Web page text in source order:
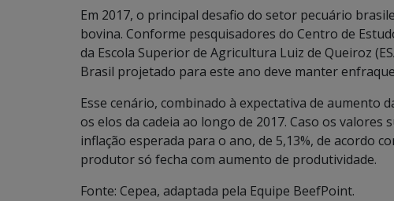
Em 2017, o principal desafio do setor pecuário
bovina. Conforme pesquisadores do Centro de
da Escola Superior de Agricultura Luiz de Queiroz
Brasil projetado para este ano deve manter
Esse cenário, combinado à expectativa de aumento
os elos da cadeia ao longo de 2017. Caso os
inflação esperada para o ano, de 5,13%, de acordo
produtor só fecha com aumento de produtividade.
Fonte: Cepea, adaptada pela Equipe BeefPoint.